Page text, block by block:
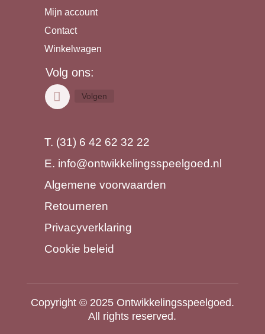
Mijn account
Contact
Winkelwagen
Volg ons:
Volgen
T. (31) 6 42 62 32 22
E. info@ontwikkelingsspeelgoed.nl
Algemene voorwaarden
Retourneren
Privacyverklaring
Cookie beleid
Copyright © 2025 Ontwikkelingsspeelgoed.
All rights reserved.